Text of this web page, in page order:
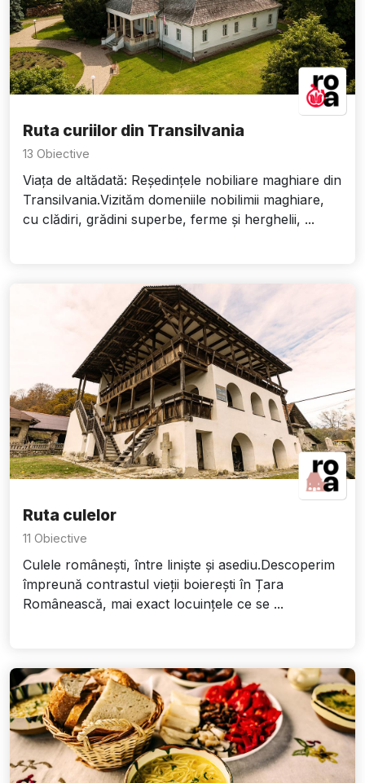
Ruta curiilor din Transilvania
13 Obiective
Viața de altădată: Reședințele nobiliare maghiare din
Transilvania.Vizităm domeniile nobilimii maghiare,
cu clădiri, grădini superbe, ferme și herghelii, ...
Ruta culelor
11 Obiective
Culele românești, între liniște și asediu.Descoperim
împreună contrastul vieții boierești în Țara
Românească, mai exact locuințele ce se ...